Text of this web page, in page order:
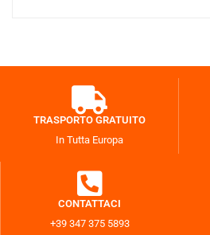
TRASPORTO GRATUITO
In Tutta Europa
CONTATTACI
+39 347 375 5893